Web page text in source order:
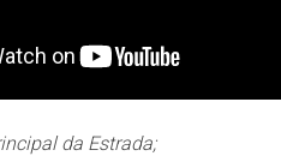
da Estrada;